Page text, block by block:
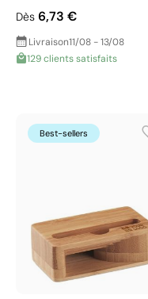
Dès 6,73 €
Livraison11/08 - 13/08
129 clients satisfaits
Best-sellers